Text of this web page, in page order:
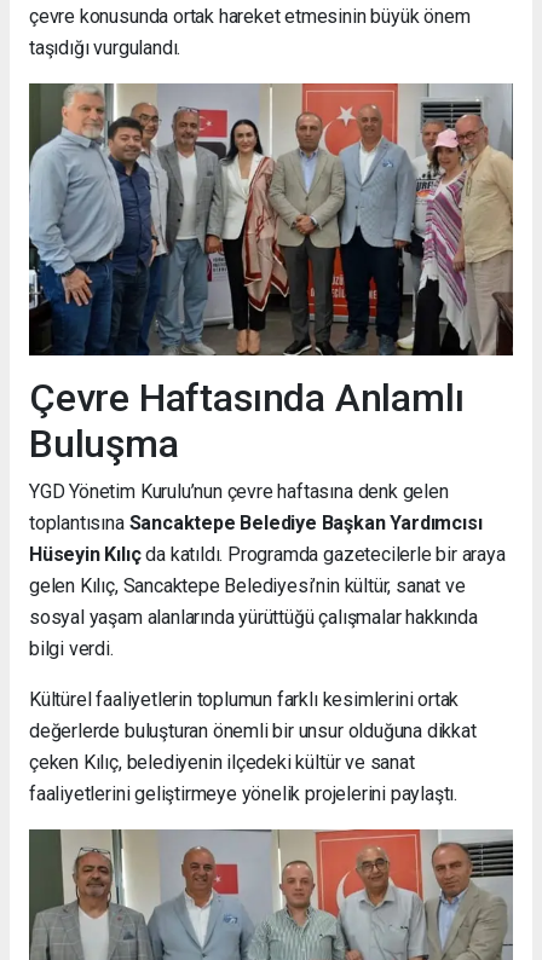
çevre konusunda ortak hareket etmesinin büyük önem
taşıdığı vurgulandı.
Çevre Haftasında Anlamlı
Buluşma
YGD Yönetim Kurulu’nun çevre haftasına denk gelen
toplantısınaSancaktepe Belediye Başkan Yardımcısı
Hüseyin Kılıçda katıldı. Programda gazetecilerle bir araya
gelen Kılıç, Sancaktepe Belediyesi’nin kültür, sanat ve
sosyal yaşam alanlarında yürüttüğü çalışmalar hakkında
bilgi verdi.
Kültürel faaliyetlerin toplumun farklı kesimlerini ortak
değerlerde buluşturan önemli bir unsur olduğuna dikkat
çeken Kılıç, belediyenin ilçedeki kültür ve sanat
faaliyetlerini geliştirmeye yönelik projelerini paylaştı.